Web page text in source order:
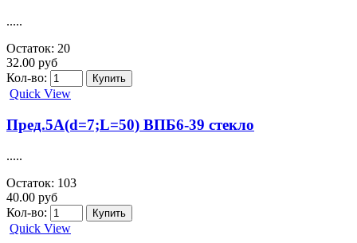
.....
Остаток: 20
32.00 руб
Кол-во:
Quick View
Пред.5А(d=7;L=50) ВПБ6-39 стекло
.....
Остаток: 103
40.00 руб
Кол-во:
Quick View